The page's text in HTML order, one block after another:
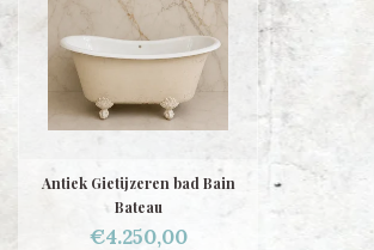
Antiek Gietijzeren bad Bain
Bateau
€4.250,00